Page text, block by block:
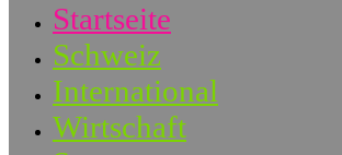
Startseite
Schweiz
International
Wirtschaft